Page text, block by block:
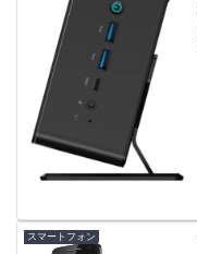
スマートフォン